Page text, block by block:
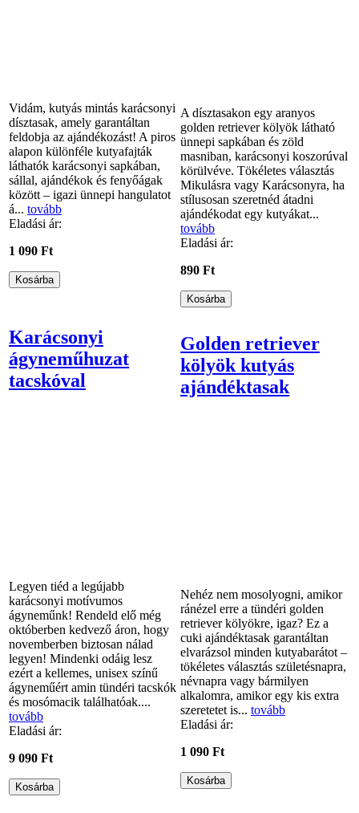
Vidám, kutyás mintás karácsonyi
dísztasak, amely garantáltan
feldobja az ajándékozást! A piros
alapon különféle kutyafajták
láthatók karácsonyi sapkában,
sállal, ajándékok és fenyőágak
között – igazi ünnepi hangulatot
á... tovább
Eladási ár:
1 090 Ft
A dísztasakon egy aranyos
golden retriever kölyök látható
ünnepi sapkában és zöld
masniban, karácsonyi koszorúval
körülvéve. Tökéletes választás
Mikulásra vagy Karácsonyra, ha
stílusosan szeretnéd átadni
ajándékodat egy kutyákat...
tovább
Eladási ár:
890 Ft
Karácsonyi
ágyneműhuzat
tacskóval
Legyen tiéd a legújabb
karácsonyi motívumos
ágyneműnk! Rendeld elő még
októberben kedvező áron, hogy
novemberben biztosan nálad
legyen! Mindenki odáig lesz
ezért a kellemes, unisex színű
ágyneműért amin tündéri tacskók
és mosómacik találhatóak....
tovább
Eladási ár:
9 090 Ft
Golden retriever
kölyök kutyás
ajándéktasak
Nehéz nem mosolyogni, amikor
ránézel erre a tündéri golden
retriever kölyökre, igaz? Ez a
cuki ajándéktasak garantáltan
elvarázsol minden kutyabarátot –
tökéletes választás születésnapra,
névnapra vagy bármilyen
alkalomra, amikor egy kis extra
szeretetet is... tovább
Eladási ár:
1 090 Ft